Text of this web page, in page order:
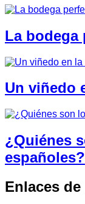
La bodega
Un viñedo
¿Quiénes
españoles?
Enlaces